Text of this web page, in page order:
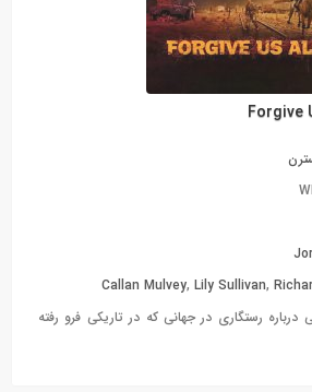
Callan Mulvey, Lily Sullivan,
درباره رستگاری در جهانی که در تاریکی فرو رفته